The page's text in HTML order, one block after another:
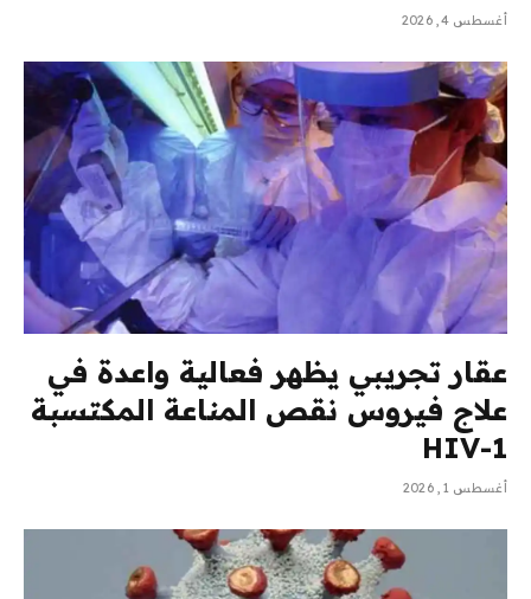
أغسطس 4, 2026
عقار تجريبي يظهر فعالية واعدة في
علاج فيروس نقص المناعة المكتسبة
HIV-1
أغسطس 1, 2026